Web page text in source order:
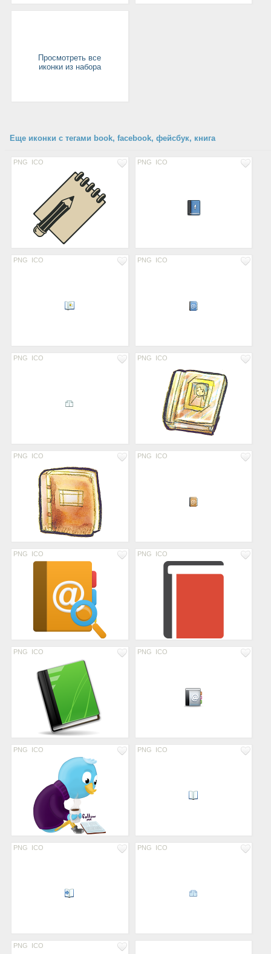
Просмотреть все
иконки из набора
Еще иконки с тегами book, facebook, фейсбук, книга
PNG ICO PNG ICO
PNG ICO PNG ICO
PNG ICO PNG ICO
PNG ICO PNG ICO
PNG ICO PNG ICO
PNG ICO PNG ICO
PNG ICO PNG ICO
PNG ICO PNG ICO
PNG ICO